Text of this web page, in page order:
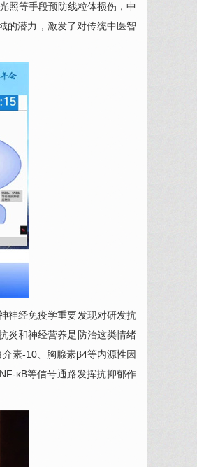
照等手段预防线粒体损伤，中
的潜力，激发了对传统中医智
神经免疫学重要发现对研发抗
炎和神经营养是防治这类情绪
素-10、胸腺素β4等内源性因
κB等信号通路发挥抗抑郁作